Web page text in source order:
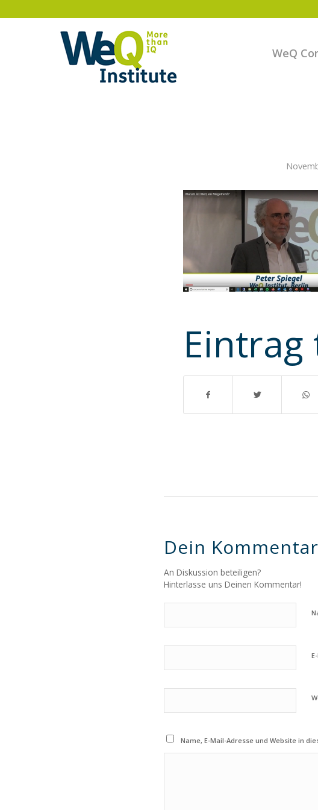
WeQ
Eintrag
Dein Kommentar
An Diskussion beteiligen?
Hinterlasse uns Deinen Kommentar!
Name, E-Mail-Adresse und Website in